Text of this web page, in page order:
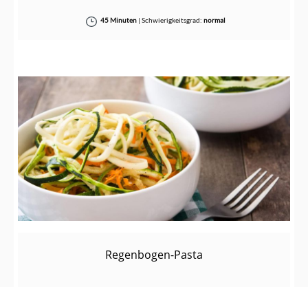
45 Minuten| Schwierigkeitsgrad: normal
Regenbogen-Pasta